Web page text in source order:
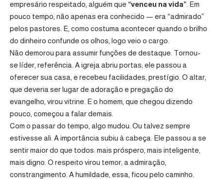
empresário respeitado, alguém que “venceu na vida” . Em
pouco tempo, não apenas era conhecido — era “admirado”
pelos pastores. E, como costuma acontecer quando o brilho
do dinheiro confunde os olhos, logo veio o cargo.
Não demorou para assumir funções de destaque. Tornou-
se líder, referência. A igreja abriu portas; ele passou a
oferecer sua casa, e recebeu facilidades, prestígio. O altar,
que deveria ser lugar de adoração e pregação do
evangelho, virou vitrine. E o homem, que chegou dizendo
pouco, começou a falar demais.
Com o passar do tempo, algo mudou. Ou talvez sempre
estivesse ali. A importância subiu à cabeça. Ele passou a se
sentir maior do que todos: mais próspero, mais inteligente,
mais digno. O respeito virou temor; a admiração,
constrangimento. A humildade, essa, ficou pelo caminho.